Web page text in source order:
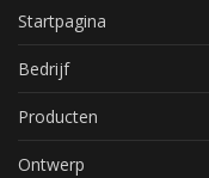
Startpagina
Bedrijf
Producten
Ontwerp